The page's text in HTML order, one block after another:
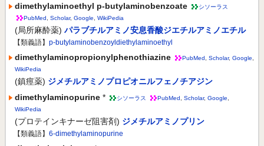
dimethylaminoethyl p-butylaminobenzoate
シソーラス
PubMed
Scholar, Google WikiPedia
(局所麻酔薬) パラブチルアミノ安息香酸ジエチルアミノエチル
【類義語】 p-butylaminobenzoyldiethylaminoethyl
dimethylaminopropionylphenothiazine PubMed Scholar, Google
WikiPedia
(鎮痙薬) ジメチルアミノプロピオニルフェノチアジン
dimethylaminopurine * シソーラス PubMed Scholar, Google
WikiPedia
(プロテインキナーゼ阻害剤) ジメチルアミノプリン
【類義語】 6-dimethylaminopurine